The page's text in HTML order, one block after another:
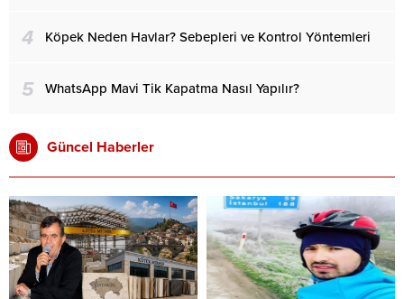
4 Köpek Neden Havlar? Sebepleri ve Kontrol Yöntemleri
5 WhatsApp Mavi Tik Kapatma Nasıl Yapılır?
Güncel Haberler